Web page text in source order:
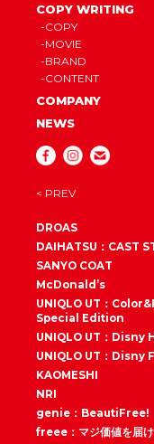
COPY WRITING
COPY
MOVIE
BRAND
CONTENT
COMPANY
NEWS
< PREV
DROAS
DAIHATSU：CAST
SANYO COAT
McDonald’s
UNIQLO UT：
Special Edition
UNIQLO UT：
UNIQLO UT：Disny
KAOMESHI
NRI
genie：BeautiFree!
freee：マジ価値を届